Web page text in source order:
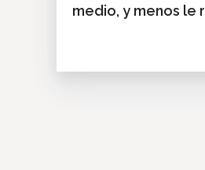
medio, y menos le